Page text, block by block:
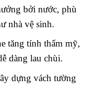
bởi nước, phù
nhà vệ sinh.
tăng tính thẩm mỹ,
dàng lau chùi.
dựng vách tường